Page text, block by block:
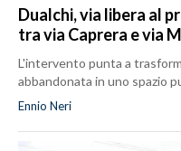
Dualchi, via libera al
tra via Caprera e via
L'intervento punta a
abbandonata in uno spazio
Ennio Neri